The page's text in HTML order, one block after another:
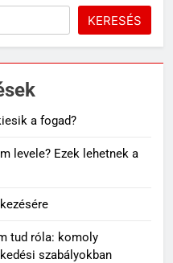
KERESÉS
a fogad?
levele? Ezek lehetnek a
tud róla: komoly
szabályokban